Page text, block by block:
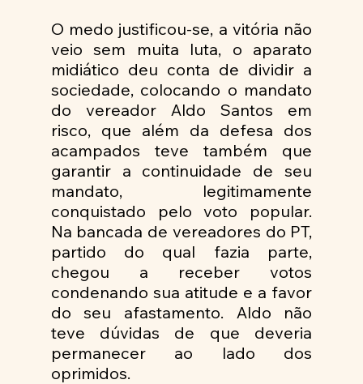
O medo justificou-se, a vitória não
veio sem muita luta, o aparato
midiático deu conta de dividir a
sociedade, colocando o mandato
do vereador Aldo Santos em
risco, que além da defesa dos
acampados teve também que
garantir a continuidade de seu
mandato, legitimamente
conquistado pelo voto popular.
Na bancada de vereadores do PT,
partido do qual fazia parte,
chegou a receber votos
condenando sua atitude e a favor
do seu afastamento. Aldo não
teve dúvidas de que deveria
permanecer ao lado dos
oprimidos.